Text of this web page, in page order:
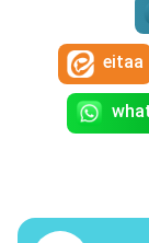
eitaa